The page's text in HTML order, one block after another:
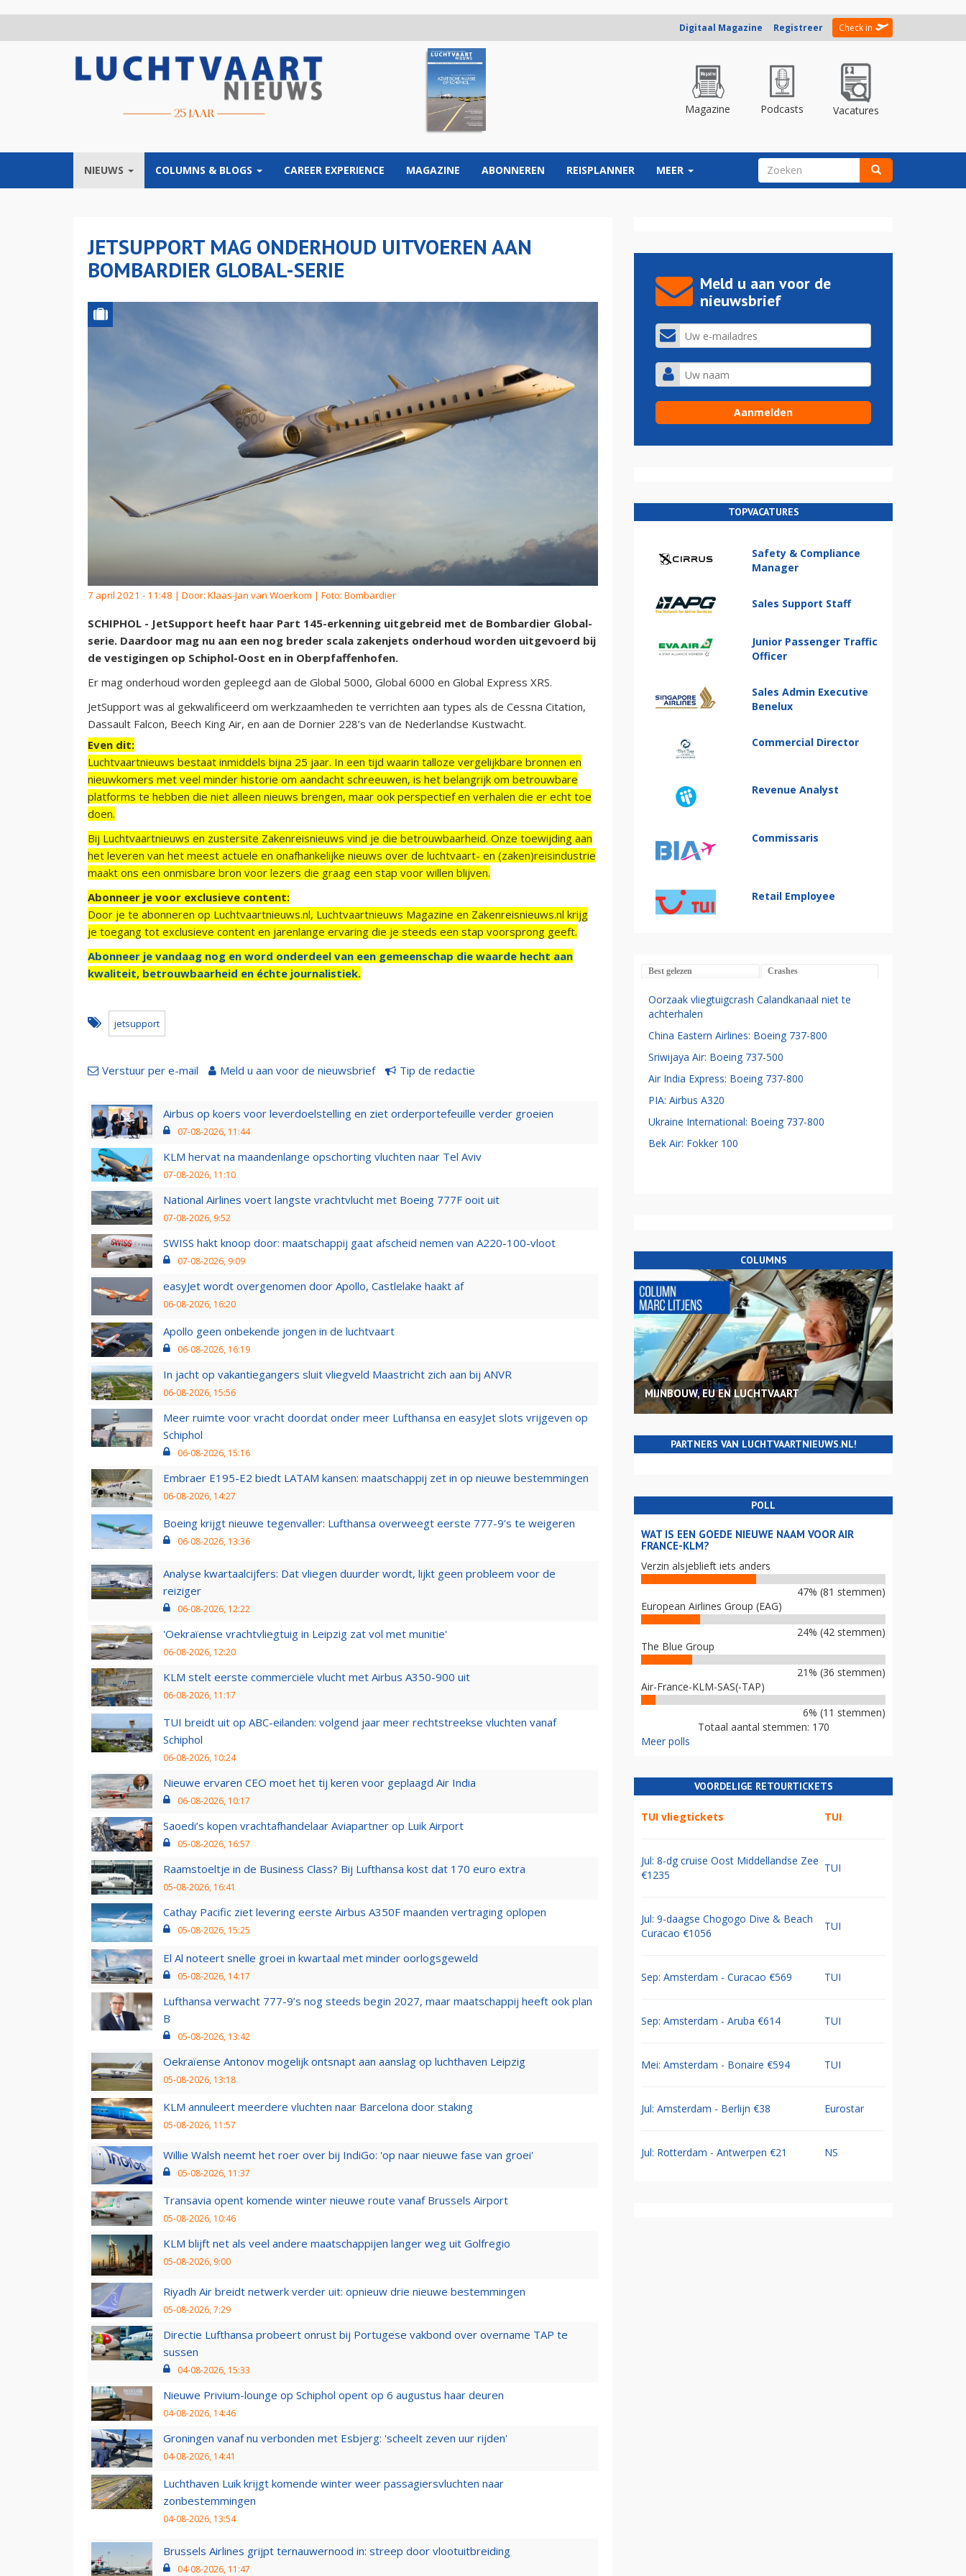
Digitaal Magazine Registreer Check in
Magazine Podcasts Vacatures
NIEUWS COLUMNS & BLOGS CAREER EXPERIENCE MAGAZINE ABONNEREN REISPLANNER MEER ZOEKVELD
JETSUPPORT MAG ONDERHOUD UITVOEREN AAN
BOMBARDIER GLOBAL-SERIE
7 april 2021 - 11:48 | Door: Klaas-Jan van Woerkom | Foto: Bombardier
SCHIPHOL - JetSupport heeft haar Part 145-erkenning uitgebreid met de Bombardier Global-
serie. Daardoor mag nu aan een nog breder scala zakenjets onderhoud worden uitgevoerd bij
de vestigingen op Schiphol-Oost en in Oberpfaffenhofen.
Er mag onderhoud worden gepleegd aan de Global 5000, Global 6000 en Global Express XRS.
JetSupport was al gekwalificeerd om werkzaamheden te verrichten aan types als de Cessna Citation,
Dassault Falcon, Beech King Air, en aan de Dornier 228’s van de Nederlandse Kustwacht.
Even dit:
Luchtvaartnieuws bestaat inmiddels bijna 25 jaar. In een tijd waarin talloze vergelijkbare bronnen en
nieuwkomers met veel minder historie om aandacht schreeuwen, is het belangrijk om betrouwbare
platforms te hebben die niet alleen nieuws brengen, maar ook perspectief en verhalen die er echt toe
doen.
Bij Luchtvaartnieuws en zustersite Zakenreisnieuws vind je die betrouwbaarheid. Onze toewijding aan
het leveren van het meest actuele en onafhankelijke nieuws over de luchtvaart- en (zaken)reisindustrie
maakt ons een onmisbare bron voor lezers die graag een stap voor willen blijven.
Abonneer je voor exclusieve content:
Door je te abonneren op Luchtvaartnieuws.nl, Luchtvaartnieuws Magazine en Zakenreisnieuws.nl krijg
je toegang tot exclusieve content en jarenlange ervaring die je steeds een stap voorsprong geeft.
Abonneer je vandaag nog en word onderdeel van een gemeenschap die waarde hecht aan
kwaliteit, betrouwbaarheid en échte journalistiek.
jetsupport
Verstuur per e-mail Meld u aan voor de nieuwsbrief Tip de redactie
Airbus op koers voor leverdoelstelling en ziet orderportefeuille verder groeien
07-08-2026, 11:44
KLM hervat na maandenlange opschorting vluchten naar Tel Aviv
07-08-2026, 11:10
National Airlines voert langste vrachtvlucht met Boeing 777F ooit uit
07-08-2026, 9:52
SWISS hakt knoop door: maatschappij gaat afscheid nemen van A220-100-vloot
07-08-2026, 9:09
easyJet wordt overgenomen door Apollo, Castlelake haakt af
06-08-2026, 16:20
Apollo geen onbekende jongen in de luchtvaart
06-08-2026, 16:19
In jacht op vakantiegangers sluit vliegveld Maastricht zich aan bij ANVR
06-08-2026, 15:56
Meer ruimte voor vracht doordat onder meer Lufthansa en easyJet slots vrijgeven op
Schiphol
06-08-2026, 15:16
Embraer E195-E2 biedt LATAM kansen: maatschappij zet in op nieuwe bestemmingen
06-08-2026, 14:27
Boeing krijgt nieuwe tegenvaller: Lufthansa overweegt eerste 777-9’s te weigeren
06-08-2026, 13:36
Analyse kwartaalcijfers: Dat vliegen duurder wordt, lijkt geen probleem voor de
reiziger
06-08-2026, 12:22
'Oekraïense vrachtvliegtuig in Leipzig zat vol met munitie'
06-08-2026, 12:20
KLM stelt eerste commerciële vlucht met Airbus A350-900 uit
06-08-2026, 11:17
TUI breidt uit op ABC-eilanden: volgend jaar meer rechtstreekse vluchten vanaf
Schiphol
06-08-2026, 10:24
Nieuwe ervaren CEO moet het tij keren voor geplaagd Air India
06-08-2026, 10:17
Saoedi’s kopen vrachtafhandelaar Aviapartner op Luik Airport
05-08-2026, 16:57
Raamstoeltje in de Business Class? Bij Lufthansa kost dat 170 euro extra
05-08-2026, 16:41
Cathay Pacific ziet levering eerste Airbus A350F maanden vertraging oplopen
05-08-2026, 15:25
El Al noteert snelle groei in kwartaal met minder oorlogsgeweld
05-08-2026, 14:17
Lufthansa verwacht 777-9’s nog steeds begin 2027, maar maatschappij heeft ook plan
B
05-08-2026, 13:42
Oekraïense Antonov mogelijk ontsnapt aan aanslag op luchthaven Leipzig
05-08-2026, 13:18
KLM annuleert meerdere vluchten naar Barcelona door staking
05-08-2026, 11:57
Willie Walsh neemt het roer over bij IndiGo: 'op naar nieuwe fase van groei'
05-08-2026, 11:37
Transavia opent komende winter nieuwe route vanaf Brussels Airport
05-08-2026, 10:46
KLM blijft net als veel andere maatschappijen langer weg uit Golfregio
05-08-2026, 9:00
Riyadh Air breidt netwerk verder uit: opnieuw drie nieuwe bestemmingen
05-08-2026, 7:29
Directie Lufthansa probeert onrust bij Portugese vakbond over overname TAP te
sussen
04-08-2026, 15:33
Nieuwe Privium-lounge op Schiphol opent op 6 augustus haar deuren
04-08-2026, 14:46
Groningen vanaf nu verbonden met Esbjerg: 'scheelt zeven uur rijden'
04-08-2026, 14:41
Luchthaven Luik krijgt komende winter weer passagiersvluchten naar
zonbestemmingen
04-08-2026, 13:54
Brussels Airlines grijpt ternauwernood in: streep door vlootuitbreiding
04-08-2026, 11:47
Meld u aan voor de
nieuwsbrief
TOPVACATURES
Safety & Compliance
Manager
Sales Support Staff
Junior Passenger Traffic
Officer
Sales Admin Executive
Benelux
Commercial Director
Revenue Analyst
Commissaris
Retail Employee
Best gelezen Crashes
Oorzaak vliegtuigcrash Calandkanaal niet te
achterhalen
China Eastern Airlines: Boeing 737-800
Sriwijaya Air: Boeing 737-500
Air India Express: Boeing 737-800
PIA: Airbus A320
Ukraine International: Boeing 737-800
Bek Air: Fokker 100
COLUMNS
MIJNBOUW, EU EN LUCHTVAART
PARTNERS VAN LUCHTVAARTNIEUWS.NL!
POLL
WAT IS EEN GOEDE NIEUWE NAAM VOOR AIR
FRANCE-KLM?
Verzin alsjeblieft iets anders
47% (81 stemmen)
European Airlines Group (EAG)
24% (42 stemmen)
The Blue Group
21% (36 stemmen)
Air-France-KLM-SAS(-TAP)
6% (11 stemmen)
Totaal aantal stemmen: 170
Meer polls
VOORDELIGE RETOURTICKETS
TUI vliegtickets TUI
Jul: 8-dg cruise Oost Middellandse Zee
€1235
TUI
Jul: 9-daagse Chogogo Dive & Beach
Curacao €1056
TUI
Sep: Amsterdam - Curacao €569 TUI
Sep: Amsterdam - Aruba €614 TUI
Mei: Amsterdam - Bonaire €594 TUI
Jul: Amsterdam - Berlijn €38 Eurostar
Jul: Rotterdam - Antwerpen €21 NS